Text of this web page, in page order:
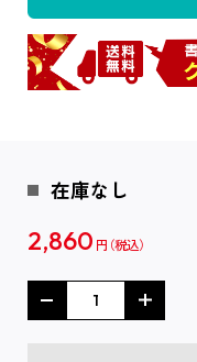
在庫なし
2,860 円